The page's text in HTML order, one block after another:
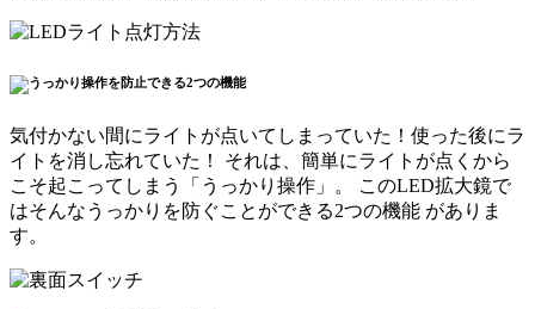
気付かない間にライトが点いてしまっていた！使った後にラ
イトを消し忘れていた！
それは、簡単にライトが点くから
こそ起こってしまう「うっかり操作」。 このLED拡大鏡で
はそんな うっかりを防ぐことができる2つの機能 がありま
す。